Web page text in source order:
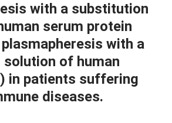
with a substitution
serum protein
with a
of human
in patients suffering
diseases.